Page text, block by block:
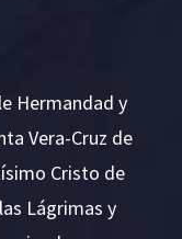
Hermandad y
Vera-Cruz de
Cristo de
Lágrimas y